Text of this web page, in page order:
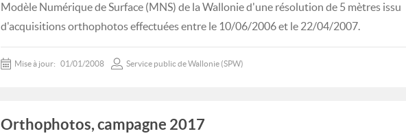
Modèle Numérique de Surface (MNS) de la Wallonie d'une résolution de 5 mètres issu
d'acquisitions orthophotos effectuées entre le 10/06/2006 et le 22/04/2007.
Mise à jour: 01/01/2008 Service public de Wallonie (SPW)
Orthophotos, campagne 2017